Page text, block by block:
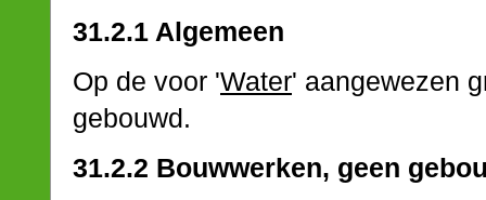
31.2.1 Algemeen
Op de voor 'Water' aangewezen
gebouwd.
31.2.2 Bouwwerken, geen